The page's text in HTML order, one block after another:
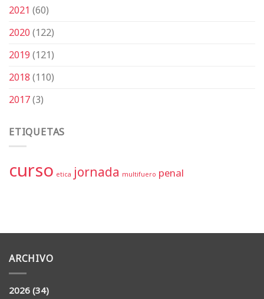
2021 (60)
2020(122)
2019(121)
2018(110)
2017(3)
ETIQUETAS
curso etica jornada multifuero penal
ARCHIVO
2026(34)